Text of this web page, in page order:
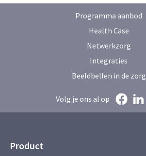
Programma aanbod
Health Case
Netwerkzorg
Integraties
Beeldbellen in de zorg
Volg je ons al op
Product